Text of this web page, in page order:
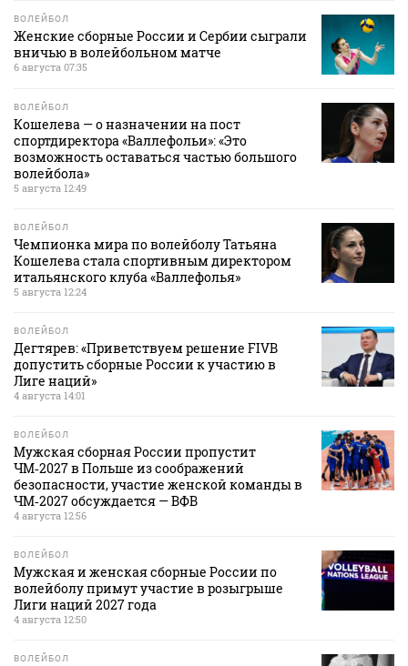
ВОЛЕЙБОЛ
Женские сборные России и Сербии сыграли
вничью в волейбольном матче
6 августа 07:35
ВОЛЕЙБОЛ
Кошелева — о назначении на пост
спортдиректора «Валлефольи»: «Это
возможность оставаться частью большого
волейбола»
5 августа 12:49
ВОЛЕЙБОЛ
Чемпионка мира по волейболу Татьяна
Кошелева стала спортивным директором
итальянского клуба «Валлефолья»
5 августа 12:24
ВОЛЕЙБОЛ
Дегтярев: «Приветствуем решение FIVB
допустить сборные России к участию в
Лиге наций»
4 августа 14:01
ВОЛЕЙБОЛ
Мужская сборная России пропустит
ЧМ‑2027 в Польше из соображений
безопасности, участие женской команды в
ЧМ‑2027 обсуждается — ВФВ
4 августа 12:56
ВОЛЕЙБОЛ
Мужская и женская сборные России по
волейболу примут участие в розыгрыше
Лиги наций 2027 года
4 августа 12:50
ВОЛЕЙБОЛ